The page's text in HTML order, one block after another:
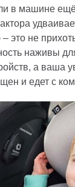
в машине
– это не
наживы
а ваша
и едет с